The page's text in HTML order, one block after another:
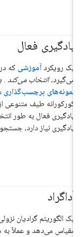
یادگیری فعال
یک رویکرد آموزشی که
می‌گیرد،انتخاب می‌کند .
نمونه‌های برچسب‌گذاری
کورکورانه طیف متنوعی
یادگیری فعال به طور
یادگیری نیاز دارد،
آداگراد
یک الگوریتم گرادیان
مقیاس می‌دهد و عملاً به